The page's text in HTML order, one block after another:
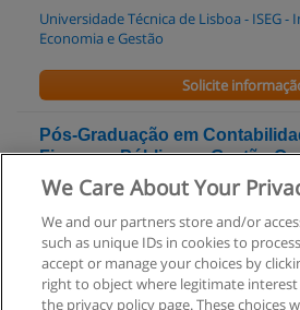
Universidade Técnica de Lisboa - ISEG
Economia e Gestão
Solicite
Pós-Graduação em
Finanças Públicas e Gestão
Universidade Técnica de Lisboa - ISEG -
Solicite
We Care About Your
We and our partners store and/or
such as unique IDs in cookies to
accept or manage your choices by
right to object where legitimate
the privacy policy page. These choices